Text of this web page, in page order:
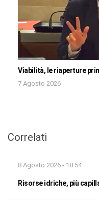
Viabilità, le riaperture
7 Agosto 2026
Correlati
8 Agosto 2026 - 18:54
Risorse idriche, più